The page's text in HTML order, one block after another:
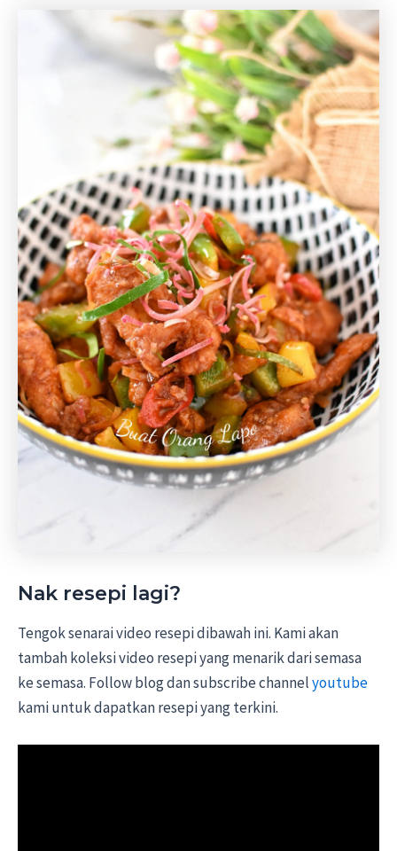
Nak resepi lagi?
Tengok senarai video resepi dibawah ini. Kami akan
tambah koleksi video resepi yang menarik dari semasa
ke semasa. Follow blog dan subscribe channelyoutube
kami untuk dapatkan resepi yang terkini.